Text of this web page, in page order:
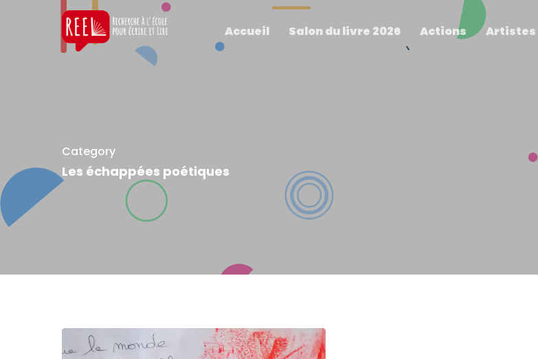
Accueil Salon du livre 2026 Actions Artistes
Category
Les échappées poétiques